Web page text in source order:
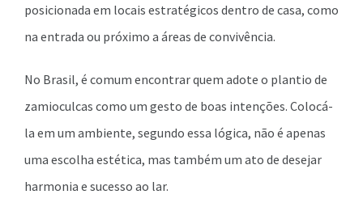
posicionada em locais estratégicos dentro de casa, como
na entrada ou próximo a áreas de convivência.
No Brasil, é comum encontrar quem adote o plantio de
zamioculcas como um gesto de boas intenções. Colocá-
la em um ambiente, segundo essa lógica, não é apenas
uma escolha estética, mas também um ato de desejar
harmonia e sucesso ao lar.